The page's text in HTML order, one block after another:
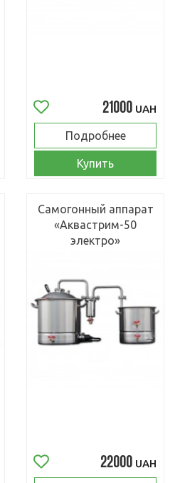
21000 UAH
Подробнее
Купить
Самогонный аппарат
«Аквастрим-50
электро»
22000 UAH